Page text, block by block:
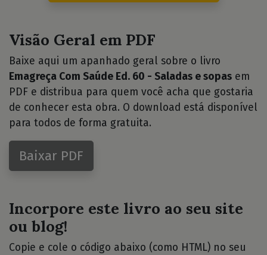
Visão Geral em PDF
Baixe aqui um apanhado geral sobre o livro
Emagreça Com Saúde Ed. 60 - Saladas e sopas em
PDF e distribua para quem você acha que gostaria
de conhecer esta obra. O download está disponível
para todos de forma gratuita.
Baixar PDF
Incorpore este livro ao seu site
ou blog!
Copie e cole o código abaixo (como HTML) no seu